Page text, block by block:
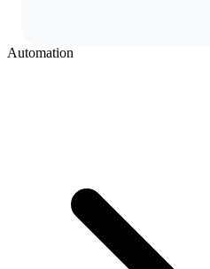
Automation